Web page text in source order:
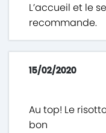
L’accueil et le
recommande.
15/02/2020
Au top! Le
bon